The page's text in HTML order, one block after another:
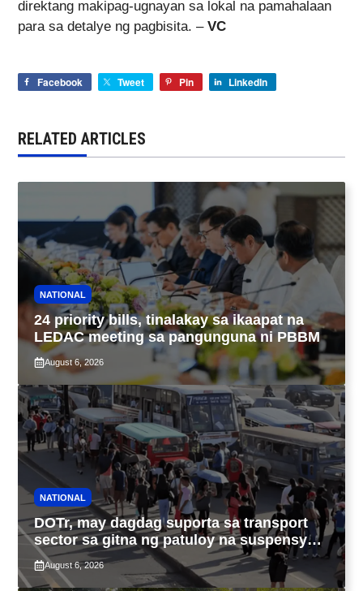
direktang makipag-ugnayan sa lokal na pamahalaan
para sa detalye ng pagbisita. – VC
Facebook Tweet Pin LinkedIn
RELATED ARTICLES
NATIONAL
24 priority bills, tinalakay sa ikaapat na
LEDAC meeting sa pangunguna ni PBBM
August 6, 2026
NATIONAL
DOTr, may dagdag suporta sa transport
sector sa gitna ng patuloy na suspensyon
ng taas-pasahe
August 6, 2026